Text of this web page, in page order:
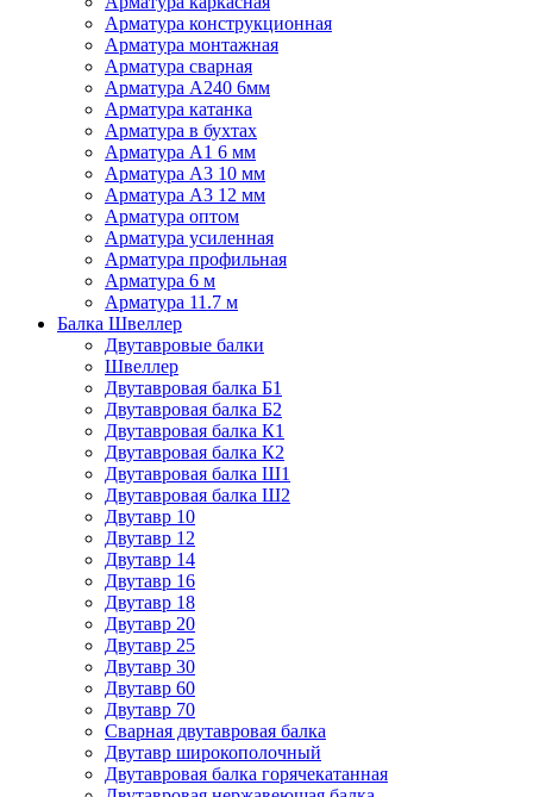
Арматура конструкционная
Арматура монтажная
Арматура сварная
Арматура А240 6мм
Арматура катанка
Арматура в бухтах
Арматура А1 6 мм
Арматура А3 10 мм
Арматура А3 12 мм
Арматура оптом
Арматура усиленная
Арматура профильная
Арматура 6 м
Арматура 11.7 м
Балка Швеллер
Двутавровые балки
Швеллер
Двутавровая балка Б1
Двутавровая балка Б2
Двутавровая балка К1
Двутавровая балка К2
Двутавровая балка Ш1
Двутавровая балка Ш2
Двутавр 10
Двутавр 12
Двутавр 14
Двутавр 16
Двутавр 18
Двутавр 20
Двутавр 25
Двутавр 30
Двутавр 60
Двутавр 70
Сварная двутавровая балка
Двутавр широкополочный
Двутавровая балка горячекатанная